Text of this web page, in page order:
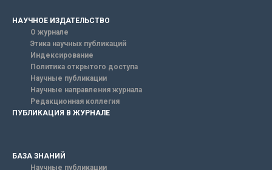
НАУЧНОЕ ИЗДАТЕЛЬСТВО
О журнале
Этика научных публикаций
Индексирование
Политика открытого доступа
Научные публикации
Научные направления журнала
Редакционная коллегия
ПУБЛИКАЦИЯ В ЖУРНАЛЕ
БАЗА ЗНАНИЙ
Научные публикации